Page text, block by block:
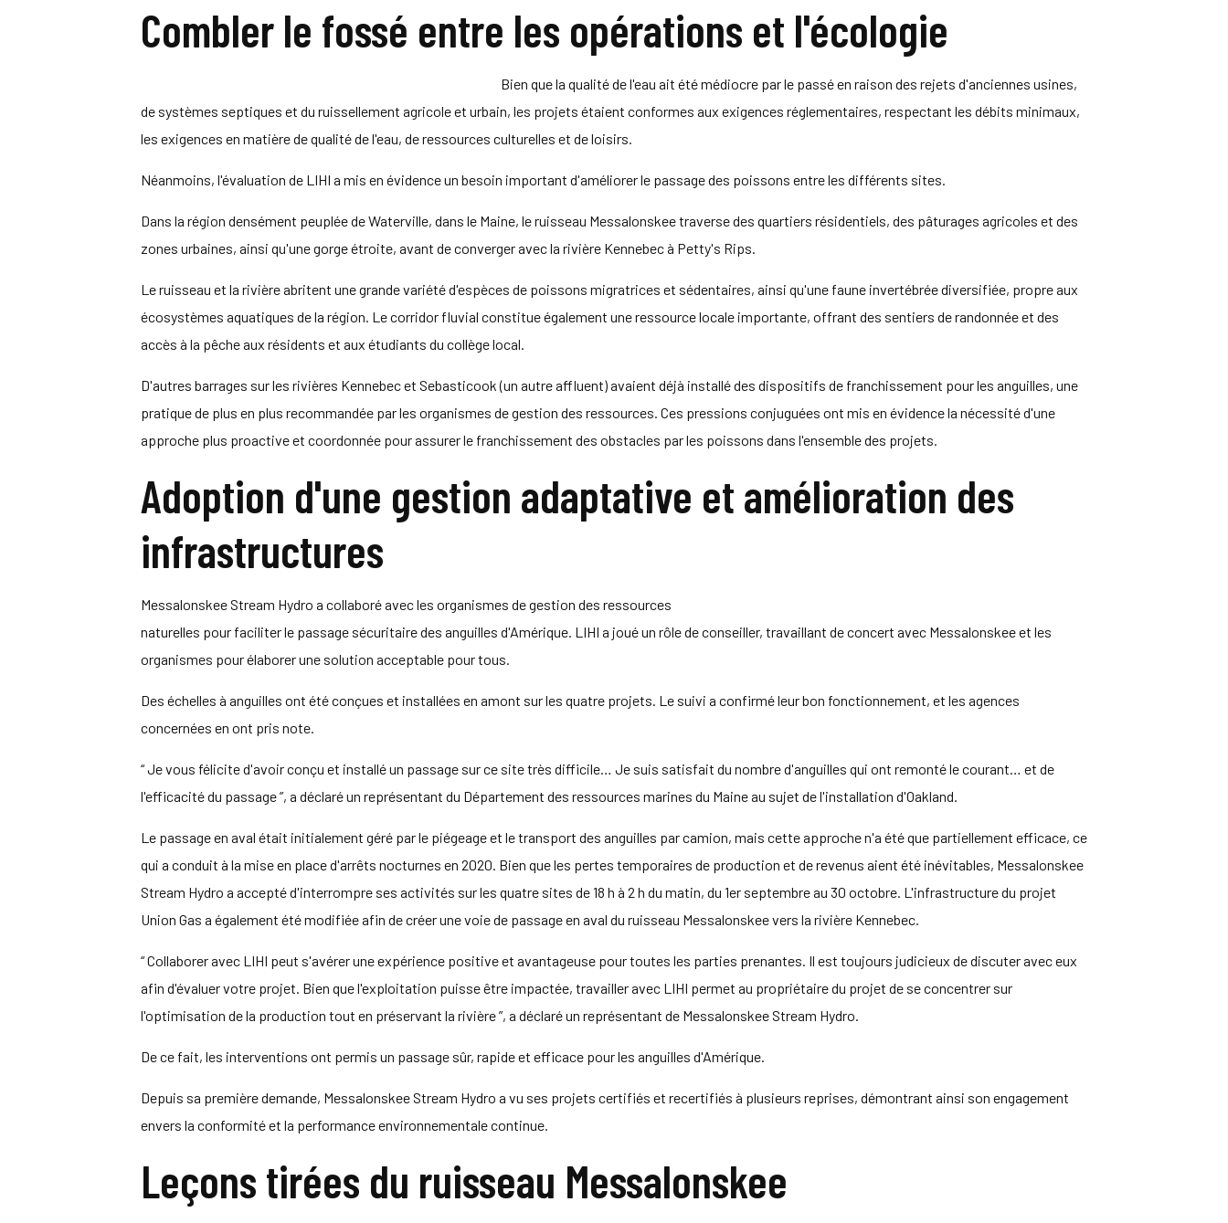
Combler le fossé entre les opérations et l'écologie
Bien que la qualité de l'eau ait été médiocre par le passé en raison des rejets d'anciennes usines,
de systèmes septiques et du ruissellement agricole et urbain, les projets étaient conformes aux exigences réglementaires, respectant les débits minimaux,
les exigences en matière de qualité de l'eau, de ressources culturelles et de loisirs.
Néanmoins, l'évaluation de LIHI a mis en évidence un besoin important d'améliorer le passage des poissons entre les différents sites.
Dans la région densément peuplée de Waterville, dans le Maine, le ruisseau Messalonskee traverse des quartiers résidentiels, des pâturages agricoles et des
zones urbaines, ainsi qu'une gorge étroite, avant de converger avec la rivière Kennebec à Petty's Rips.
Le ruisseau et la rivière abritent une grande variété d'espèces de poissons migratrices et sédentaires, ainsi qu'une faune invertébrée diversifiée, propre aux
écosystèmes aquatiques de la région. Le corridor fluvial constitue également une ressource locale importante, offrant des sentiers de randonnée et des
accès à la pêche aux résidents et aux étudiants du collège local.
D'autres barrages sur les rivières Kennebec et Sebasticook (un autre affluent) avaient déjà installé des dispositifs de franchissement pour les anguilles, une
pratique de plus en plus recommandée par les organismes de gestion des ressources. Ces pressions conjuguées ont mis en évidence la nécessité d'une
approche plus proactive et coordonnée pour assurer le franchissement des obstacles par les poissons dans l'ensemble des projets.
Adoption d'une gestion adaptative et amélioration des
infrastructures
Messalonskee Stream Hydro a collaboré avec les organismes de gestion des ressources
naturelles pour faciliter le passage sécuritaire des anguilles d'Amérique. LIHI a joué un rôle de conseiller, travaillant de concert avec Messalonskee et les
organismes pour élaborer une solution acceptable pour tous.
Des échelles à anguilles ont été conçues et installées en amont sur les quatre projets. Le suivi a confirmé leur bon fonctionnement, et les agences
concernées en ont pris note.
“ Je vous félicite d'avoir conçu et installé un passage sur ce site très difficile… Je suis satisfait du nombre d'anguilles qui ont remonté le courant… et de
l'efficacité du passage ”, a déclaré un représentant du Département des ressources marines du Maine au sujet de l'installation d'Oakland.
Le passage en aval était initialement géré par le piégeage et le transport des anguilles par camion, mais cette approche n'a été que partiellement efficace, ce
qui a conduit à la mise en place d'arrêts nocturnes en 2020. Bien que les pertes temporaires de production et de revenus aient été inévitables, Messalonskee
Stream Hydro a accepté d'interrompre ses activités sur les quatre sites de 18 h à 2 h du matin, du 1er septembre au 30 octobre. L'infrastructure du projet
Union Gas a également été modifiée afin de créer une voie de passage en aval du ruisseau Messalonskee vers la rivière Kennebec.
“ Collaborer avec LIHI peut s'avérer une expérience positive et avantageuse pour toutes les parties prenantes. Il est toujours judicieux de discuter avec eux
afin d'évaluer votre projet. Bien que l'exploitation puisse être impactée, travailler avec LIHI permet au propriétaire du projet de se concentrer sur
l'optimisation de la production tout en préservant la rivière ”, a déclaré un représentant de Messalonskee Stream Hydro.
De ce fait, les interventions ont permis un passage sûr, rapide et efficace pour les anguilles d'Amérique.
Depuis sa première demande, Messalonskee Stream Hydro a vu ses projets certifiés et recertifiés à plusieurs reprises, démontrant ainsi son engagement
envers la conformité et la performance environnementale continue.
Leçons tirées du ruisseau Messalonskee